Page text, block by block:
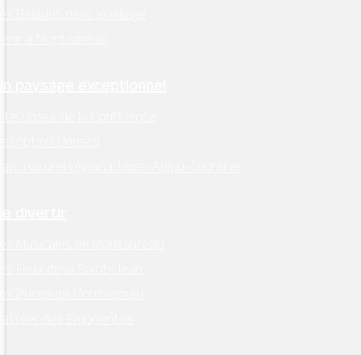
Balades dans le village
à Montsoreau
paysage exceptionnel
classé de la Confluence
Unesco
naturel régional Loire-Anjou-Touraine
divertir
Musicales de Montsoreau
Feux de la Saint-Jean
Puces de Montsoreau
des Empreintes